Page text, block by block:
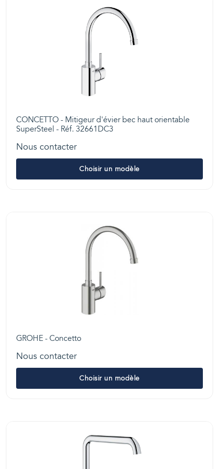
CONCETTO - Mitigeur d'évier bec haut orientable
SuperSteel - Réf. 32661DC3
Nous contacter
Choisir un modèle
GROHE - Concetto
Nous contacter
Choisir un modèle